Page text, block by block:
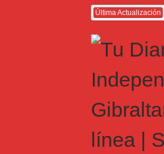
Última Actualización